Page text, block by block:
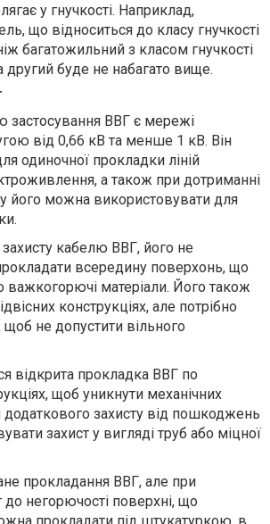
у гнучкості. Наприклад,
що відноситься до класу гнучкості
багатожильний з класом гнучкості
другий буде не набагато вище.
ВВГ є мережі
від 0,66 кВ та менше 1 кВ. Вiн
одиночної прокладки ліній
а також при дотриманні
його можна використовувати для
захисту кабелю ВВГ, його не
всередину поверхонь, що
важкогорючі матеріали. Його також
конструкціях, але потрібно
щоб не допустити вільного
відкрита прокладка ВВГ по
щоб уникнути механічних
захисту від пошкоджень
захист у вигляді труб або міцної
прокладання ВВГ, але при
негорючості поверхні, що